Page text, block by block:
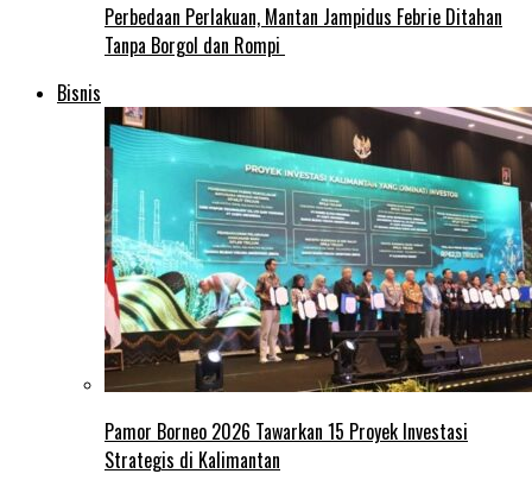
Perbedaan Perlakuan, Mantan Jampidus Febrie Ditahan
Tanpa Borgol dan Rompi
Bisnis
Pamor Borneo 2026 Tawarkan 15 Proyek Investasi
Strategis di Kalimantan